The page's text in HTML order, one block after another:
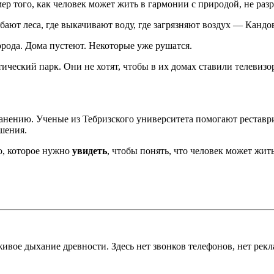
как человек может жить в гармонии с природой, не
леса, где выкачивают воду, где загрязняют воздух —
Дома пустеют. Некоторые уже рушатся.
парк. Они не хотят, чтобы в их домах ставили
Ученые из Тебризского университета помогают
которое нужно увидеть, чтобы понять, что человек может
дыхание древности. Здесь нет звонков телефонов, нет